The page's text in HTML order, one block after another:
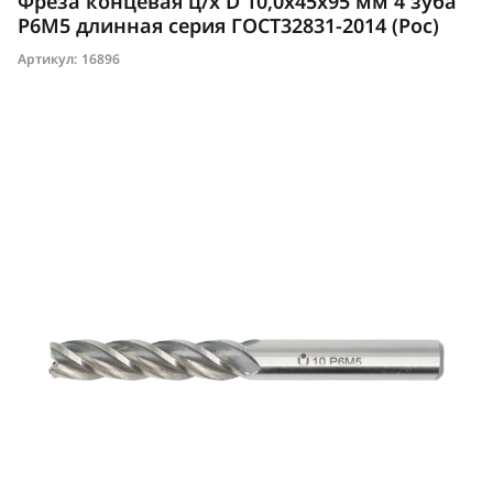
Р6М5 длинная серия ГОСТ32831-2014 (Рос)
Артикул: 16896